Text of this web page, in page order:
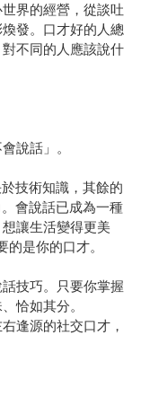
界的經營，從談吐
發。口才好的人總
不同的人應該說什
說話」。
技術知識，其餘的
會說話已成為一種
讓生活變得更美
是你的口才。
技巧。只要你掌握
恰如其分。
逢源的社交口才，